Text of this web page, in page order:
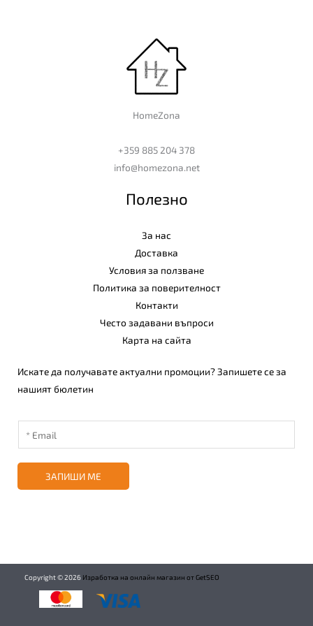
HomeZona
+359 885 204 378
info@homezona.net
Полезно
За нас
Доставка
Условия за ползване
Политика за поверителност
Контакти
Често задавани въпроси
Карта на сайта
Искате да получавате актуални промоции? Запишете се за
нашият бюлетин
ЗАПИШИ МЕ
Copyright ©2026 Изработка на онлайн магазин от GetSEO